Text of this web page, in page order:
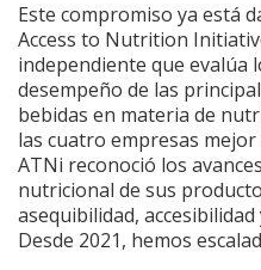
Este compromiso ya está
Access to Nutrition
independiente que evalúa
desempeño de las
bebidas en materia de
las cuatro empresas
ATNi reconoció los
nutricional de sus
asequibilidad,
Desde 2021, hemos